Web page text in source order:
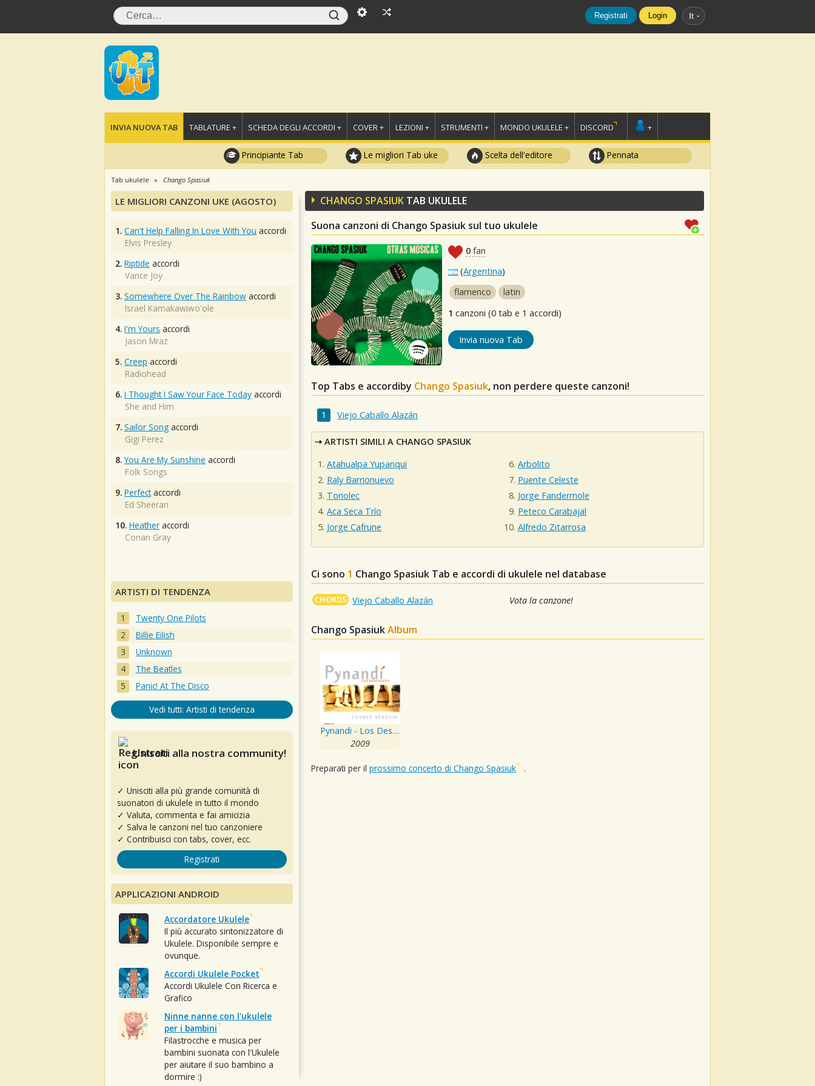
Registrati Login It
INVIA NUOVA TAB TABLATURE + SCHEDA DEGLI ACCORDI + COVER + LEZIONI + STRUMENTI + MONDO UKULELE + DISCORD +
Principiante Tab Le migliori Tab uke Scelta dell'editore Pennata
Tab ukulele Chango Spasiuk
CHANGO SPASIUK TAB UKULELE
Suona canzoni di Chango Spasiuk sul tuo ukulele
0 fan
(Argentina)
flamenco
latin
1 canzoni (0 tab e 1 accordi)
Invia nuova Tab
Top Tabs e accordiby Chango Spasiuk, non perdere queste canzoni!
Viejo Caballo Alazán
ARTISTI SIMILI A CHANGO SPASIUK
Atahualpa Yupanqui
Raly Barrionuevo
Tonolec
Aca Seca Trío
Jorge Cafrune
Arbolito
Puente Celeste
Jorge Fandermole
Peteco Carabajal
Alfredo Zitarrosa
Ci sono 1 Chango Spasiuk Tab e accordi di ukulele nel database
CHORDS Viejo Caballo Alazán Vota la canzone!
Chango SpasiukAlbum
Pynandi - Los Descalzos
2009
Preparati per il prossimo concerto di Chango Spasiuk .
LE MIGLIORI CANZONI UKE (AGOSTO)
1. Can't Help Falling In Love With You accordi
Elvis Presley
2. Riptide accordi
Vance Joy
3. Somewhere Over The Rainbow accordi
Israel Kamakawiwo'ole
4. I'm Yours accordi
Jason Mraz
5. Creep accordi
Radiohead
6. I Thought I Saw Your Face Today accordi
She and Him
7. Sailor Song accordi
Gigi Perez
8. You Are My Sunshine accordi
Folk Songs
9. Perfectaccordi
Ed Sheeran
10. Heather accordi
Conan Gray
ARTISTI DI TENDENZA
Twenty One Pilots
Billie Eilish
Unknown
The Beatles
Panic! At The Disco
Vedi tutti: Artisti di tendenza
Unisciti alla nostra community!
✓ Unisciti alla più grande comunità di
suonatori di ukulele in tutto il mondo
✓ Valuta, commenta e fai amicizia
✓ Salva le canzoni nel tuo canzoniere
✓ Contribuisci con tabs, cover, ecc.
Registrati
APPLICAZIONI ANDROID
Accordatore Ukulele
Il più accurato sintonizzatore di
Ukulele. Disponibile sempre e
ovunque.
Accordi Ukulele Pocket
Accordi Ukulele Con Ricerca e
Grafico
Ninne nanne con l'ukulele
per i bambini
Filastrocche e musica per
bambini suonata con l'Ukulele
per aiutare il suo bambino a
dormire :)